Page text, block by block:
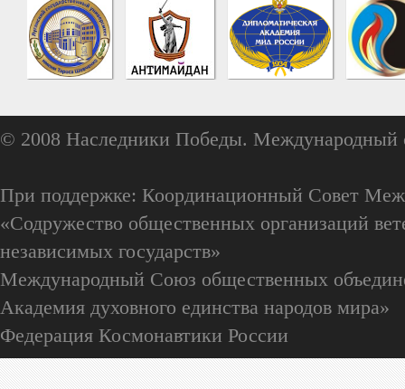
© 2008 Наследники Победы. Международный
При поддержке: Координационный Совет
«Содружество общественных организаций
независимых государств»
Международный Союз общественных
Академия духовного единства народов мира»
Федерация Космонавтики России